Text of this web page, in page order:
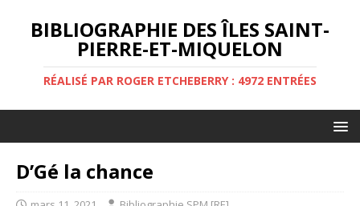
BIBLIOGRAPHIE DES ÎLES SAINT-
PIERRE-ET-MIQUELON
RÉALISÉ PAR ROGER ETCHEBERRY : 4972 ENTRÉES
D’Gé la chance